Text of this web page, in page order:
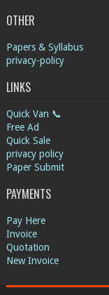
OTHER
Papers & Syllabus
privacy-policy
LINKS
Quick Van 📞
Free Ad
Quick Sale
privacy policy
Paper Submit
PAYMENTS
Pay Here
Invoice
Quotation
New Invoice